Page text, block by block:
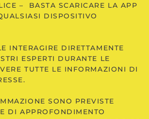
– BASTA SCARICARE LA APP
DISPOSITIVO
INTERAGIRE DIRETTAMENTE
ESPERTI DURANTE LE
TUTTE LE INFORMAZIONI DI
SONO PREVISTE
DI APPROFONDIMENTO